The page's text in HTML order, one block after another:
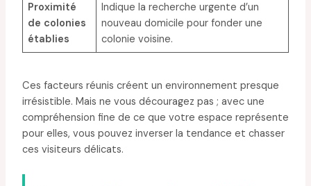
Proximité
de colonies
établies
Indique la recherche urgente d’un
nouveau domicile pour fonder une
colonie voisine.
Ces facteurs réunis créent un environnement presque
irrésistible. Mais ne vous découragez pas ; avec une
compréhension fine de ce que votre espace représente
pour elles, vous pouvez inverser la tendance et chasser
ces visiteurs délicats.